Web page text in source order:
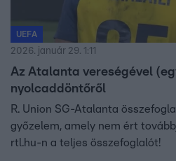
UEFA
2026. január 29. 1:11
Az Atalanta vereségével
nyolcaddöntőről
R. Union SG-Atalanta
győzelem, amely nem ért
rtl.hu-n a teljes összefoglalót!